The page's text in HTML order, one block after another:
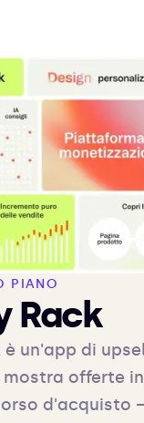
PIANO
Rack
è un'app di
mostra offerte
d'acquisto